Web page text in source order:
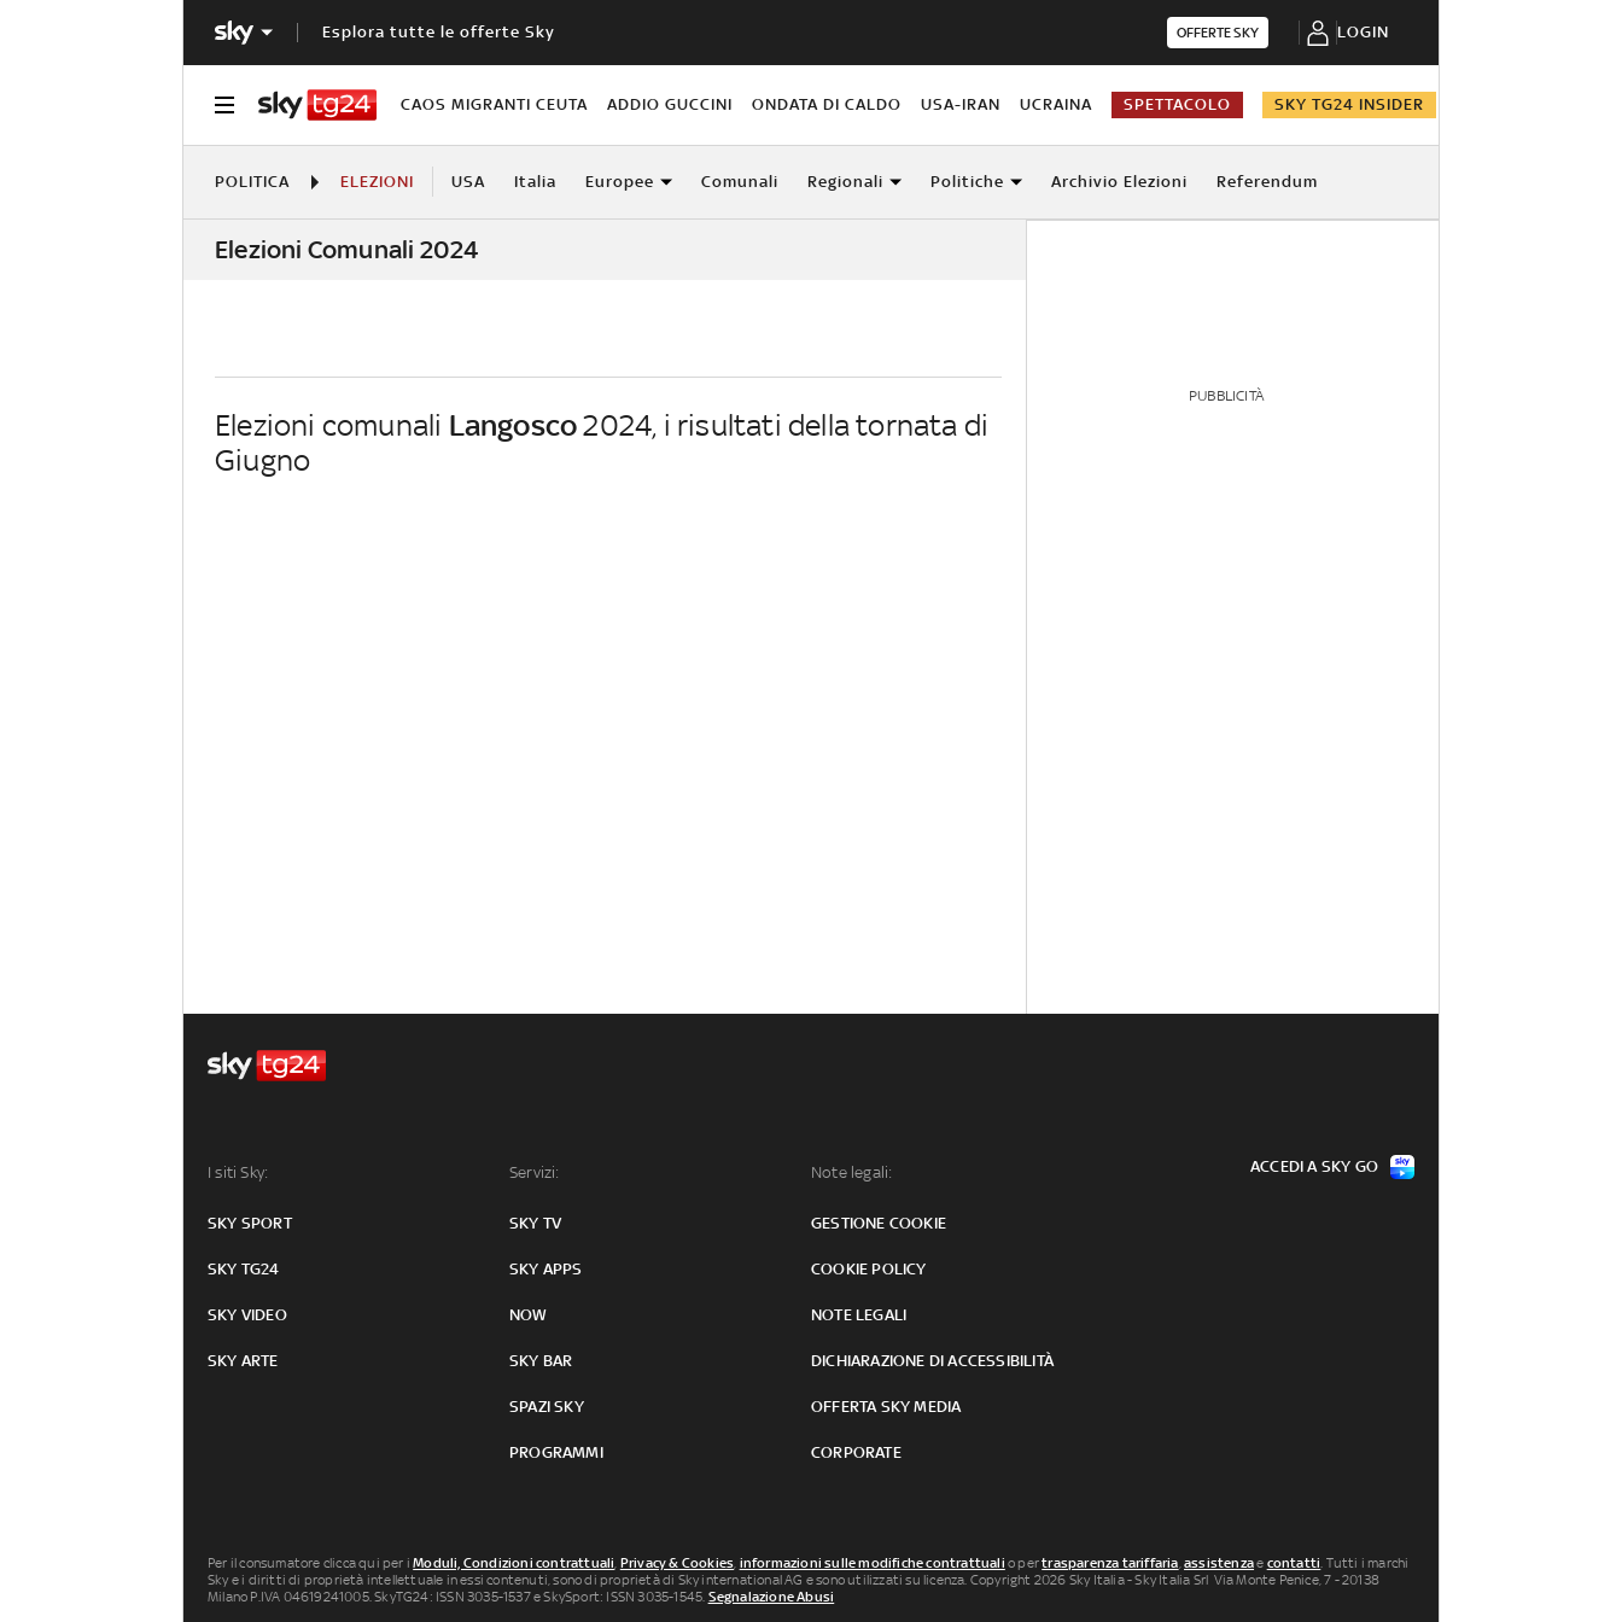
Esplora tutte le offerte Sky OFFERTE SKY LOGIN
CAOS MIGRANTI CEUTA ADDIO GUCCINI ONDATA DI CALDO USA-IRAN UCRAINA SPETTACOLO SKY TG24 INSIDER
POLITICA ELEZIONI USA Italia Europee Comunali Regionali Politiche Archivio Elezioni Referendum
Elezioni Comunali 2024
Elezioni comunali Langosco2024, i risultati della tornata di
Giugno
PUBBLICITÀ
I siti Sky:
SKY SPORT
SKY TG24
SKY VIDEO
SKY ARTE
Servizi:
SKY TV
SKY APPS
NOW
SKY BAR
SPAZI SKY
PROGRAMMI
Note legali:
GESTIONE COOKIE
COOKIE POLICY
NOTE LEGALI
DICHIARAZIONE DI ACCESSIBILITÀ
OFFERTA SKY MEDIA
CORPORATE
ACCEDI A SKY GO
Per il consumatore clicca qui per iModuli, Condizioni contrattuali, Privacy & Cookies, informazioni sulle modifiche contrattuali o pertrasparenza tariffaria,assistenzae contatti. Tutti i marchi
Sky e i diritti di proprietà intellettuale in essi contenuti, sono di proprietà di Sky international AG e sono utilizzati su licenza. Copyright 2026 Sky Italia - Sky Italia Srl Via Monte Penice, 7 - 20138
Milano P.IVA 04619241005. SkyTG24: ISSN 3035-1537 e SkySport: ISSN 3035-1545. Segnalazione Abusi